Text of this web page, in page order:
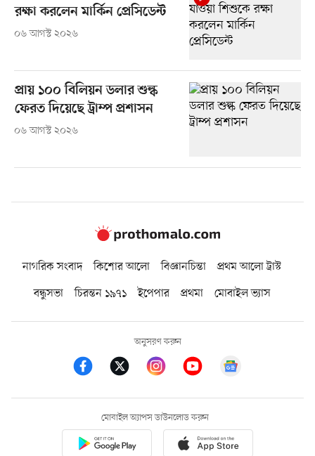
রক্ষা করলেন মার্কিন প্রেসিডেন্ট
০৬ আগস্ট ২০২৬
প্রায় ১০০ বিলিয়ন ডলার শুল্ক
ফেরত দিয়েছে ট্রাম্প প্রশাসন
০৬ আগস্ট ২০২৬
নাগরিক সংবাদ কিশোর আলো বিজ্ঞানচিন্তা
প্রথম আলো ট্রাস্ট
বন্ধুসভা
চিরন্তন ১৯৭১ ইপেপার প্রথমা মোবাইল ভ্যাস
অনুসরণ করুন
মোবাইল অ্যাপস ডাউনলোড করুন